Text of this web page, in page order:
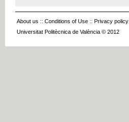
About us :: Conditions of Use :: Privacy policy
Universitat Politècnica de València © 2012